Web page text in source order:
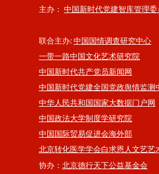
主办： 中国新时代党建智库管理委
联合主办: 中国国情调查研究中心
一带一路中国文化艺术研究院
中国新时代共产党员新闻网
中国新时代党建全国党政舆情监测
中华人民共和国国家大数据门户网
中国政法大学制度学研究院
中国国际贸易促进会海外部
北京转化医学学会白求恩人文艺艺
协办： 北京德行天下公益基金会